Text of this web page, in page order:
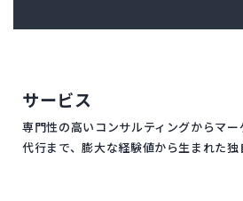
サービス
専門性の高いコンサルティングからマ
代行まで、膨大な経験値から生まれた独